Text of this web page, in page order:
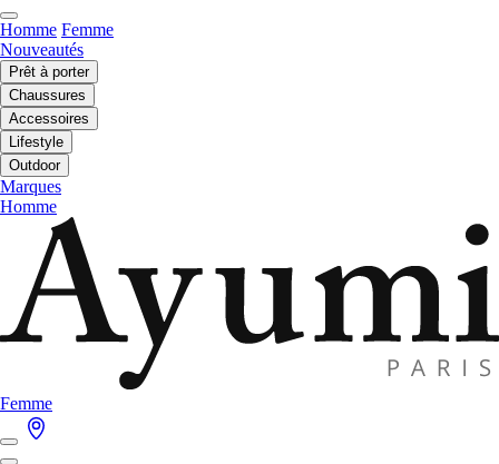
Homme Femme
Nouveautés
Prêt à porter
Chaussures
Accessoires
Lifestyle
Outdoor
Marques
Homme
Femme